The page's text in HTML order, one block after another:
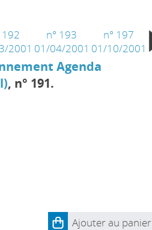
192
2001
n° 193
01/04/2001
n° 197
01/10/2001
Agenda
, n° 191.
Ajouter au panier